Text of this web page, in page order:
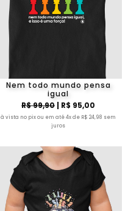
Nem todo mundo pensa
igual
R$ 99,90| R$ 95,00
à vista no pix ou em até 4x de R$ 24,98 sem
juros